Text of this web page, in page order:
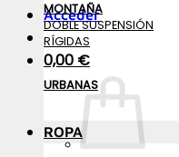
Acceder
0,00 €
MONTAÑA
DOBLE SUSPENSIÓN
RÍGIDAS
URBANAS
ROPA